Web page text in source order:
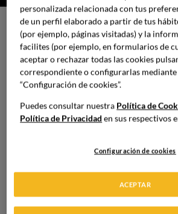
Plan de estudios
Total de créditos: 240 ects
Barcelona Culinary Hub by Martín
primera escuela centrada en
estableciendo materias
De tal manera que elaprendizajese
al panorama
personalizada relacionada con tus
de un perfil elaborado a partir de tus
(por ejemplo, páginas visitadas) y la
facilites (por ejemplo, en formularios de
aceptar o rechazar todas las cookies
correspondiente o configurarlas mediante
“Configuración de cookies”.
Puedes consultar nuestra Política de
Política de Privacidad en sus respectivos
Configuración de cookies
ACEPTAR